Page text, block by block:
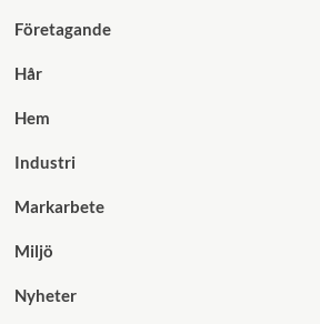
Företagande
Hår
Hem
Industri
Markarbete
Miljö
Nyheter